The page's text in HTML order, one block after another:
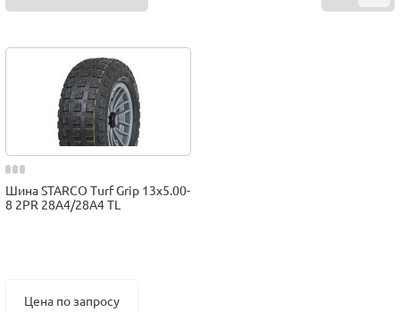
Шина STARCO Turf Grip 13x5.00-
8 2PR 28A4/28A4 TL
Цена по запросу